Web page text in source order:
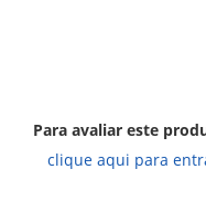
Para avaliar este
clique aqui para